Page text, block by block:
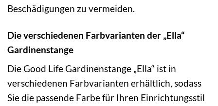
Beschädigungen zu vermeiden.
Die verschiedenen Farbvarianten der „Ella“
Gardinenstange
Die Good Life Gardinenstange „Ella“ ist in
verschiedenen Farbvarianten erhältlich, sodass
Sie die passende Farbe für Ihren Einrichtungsstil